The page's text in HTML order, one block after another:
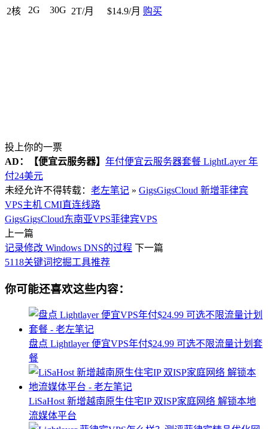
2核
2G 30G 2T/月 $14.9/月 购买
投上你的一票
AD：
【便宜云服务器】 年付便宜云服务器套餐 LightLayer 年
付24美元
未经允许不得转载： 老左笔记 » GigsGigsCloud 新增菲律宾
VPS主机 CMI直连线路
GigsGigsCloud东南亚VPS菲律宾VPS
上一篇
记录修改 Windows DNS的过程 下一篇
5118关键词挖掘工具推荐
你可能还喜欢这些内容：
盘点 Lightlayer 便宜VPS年付$24.99 可选不限流量计划套
餐
LiSaHost 新增越南原生住宅IP 双ISP家庭网络 解锁本地
流媒体平台